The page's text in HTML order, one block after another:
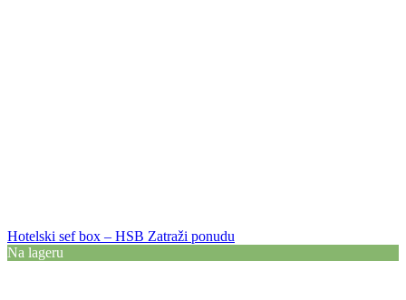
Hotelski sef box – HSB Zatraži ponudu
Na lageru